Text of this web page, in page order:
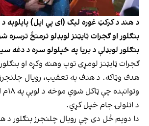
د هند د کرکټ غوره لیګ (ای پي ایل) پایلوبه
بنګلور او ګجرات ټایټنز لوبډلو ترمنځ
بنګلور لوبډلې د بریا په خپلولو سره د دغه
هدف وټاکه. د هدف په تعقیب، رویال چلنجرز
د اتلولۍ جام خپل کړي.
دا دویم ځل دی چې رویال چلنجرز بنګلور د